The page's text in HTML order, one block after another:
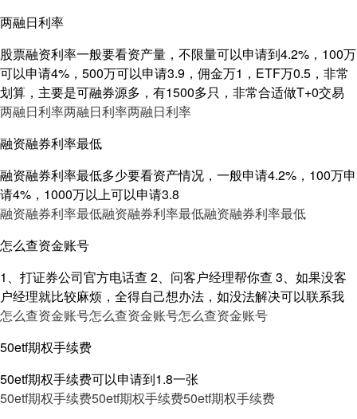
两融日利率
股票融资利率一般要看资产量，不限量可以申请到4.2%，100万
可以申请4%，500万可以申请3.9，佣金万1，ETF万0.5，非常
划算，主要是可融券源多，有1500多只，非常合适做T+0交易
两融日利率两融日利率两融日利率
融资融券利率最低
融资融券利率最低多少要看资产情况，一般申请4.2%，100万申
请4%，1000万以上可以申请3.8
融资融券利率最低融资融券利率最低融资融券利率最低
怎么查资金账号
1、打证券公司官方电话查 2、问客户经理帮你查 3、如果没客
户经理就比较麻烦，全得自己想办法，如没法解决可以联系我
怎么查资金账号怎么查资金账号怎么查资金账号
50etf期权手续费
50etf期权手续费可以申请到1.8一张
50etf期权手续费50etf期权手续费50etf期权手续费